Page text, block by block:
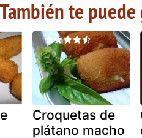
También te
Croquetas de
plátano macho